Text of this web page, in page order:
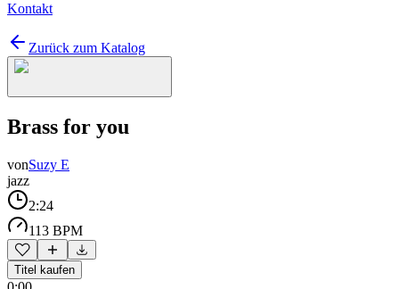
Kontakt
Zurück zum Katalog
Brass for you
vonSuzy E
jazz
2:24
113 BPM
Titel kaufen